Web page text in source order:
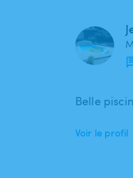
Belle
Voir le profil